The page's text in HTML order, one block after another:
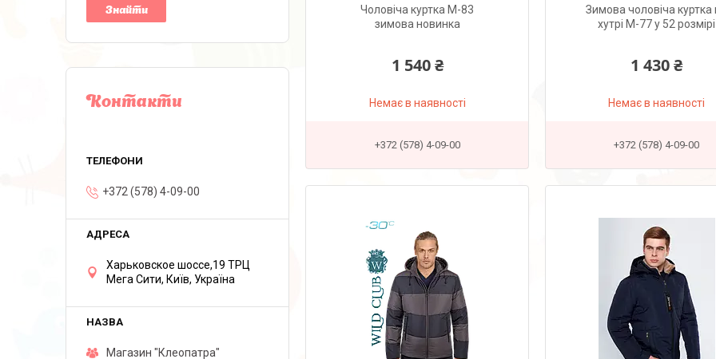
Чоловіча куртка М-83
зимова новинка
1 540 ₴
Немає в наявності
+372 (578) 4-09-00
Зимова чоловіча куртка
хутрі М-77 у 52 розмірі
1 430 ₴
Немає в наявності
+372 (578) 4-09-00
Знайти
Контакти
+372 (578) 4-09-00
Харьковское шоссе,19 ТРЦ
Мега Сити, Київ, Україна
Магазин "Клеопатра"